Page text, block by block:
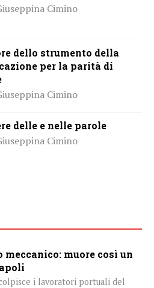
Cimino
dello strumento della
per la parità di
Cimino
delle e nelle parole
Cimino
meccanico: muore così un
i lavoratori portuali del